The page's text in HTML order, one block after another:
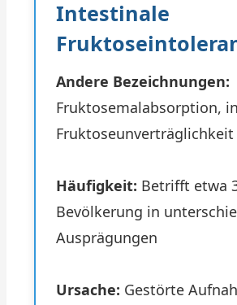
Intestinale
Andere Bezeichnungen:
Fruktosemalabsorption,
Fruktoseunverträglichkeit
Häufigkeit: Betrifft etwa
Bevölkerung in
Ausprägungen
Ursache: Gestörte